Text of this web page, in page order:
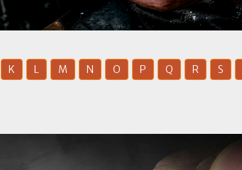
K L M N O P Q R S